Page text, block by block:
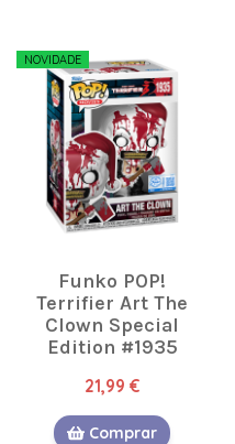
NOVIDADE
Funko POP!
Terrifier Art The
Clown Special
Edition #1935
21,99 €
Comprar